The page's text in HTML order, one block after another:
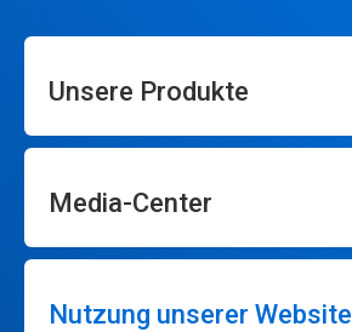
Unsere Produkte
Media-Center
Nutzung unserer Website